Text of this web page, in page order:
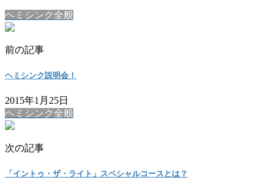
ヘミシンク全般
前の記事
ヘミシンク説明会！
2015年1月25日
ヘミシンク全般
次の記事
「イントゥ・ザ・ライト」スペシャルコースとは？